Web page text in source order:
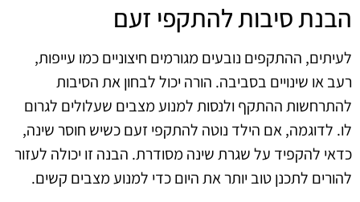
הבנת סיבות להתקפי זעם
לעיתים, ההתקפים נובעים מגורמים חיצוניים כמו עייפות,
רעב או שינויים בסביבה. הורה יכול לבחון את הסיבות
להתרחשות ההתקף ולנסות למנוע מצבים שעלולים לגרום
לו. לדוגמה, אם הילד נוטה להתקפי זעם כשיש חוסר שינה,
כדאי להקפיד על שגרת שינה מסודרת. הבנה זו יכולה לעזור
להורים לתכנן טוב יותר את היום כדי למנוע מצבים קשים.